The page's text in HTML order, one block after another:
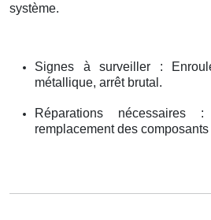
système.
Signes à surveiller :
métallique, arrêt brutal.
Réparations nécessaires
remplacement des composants